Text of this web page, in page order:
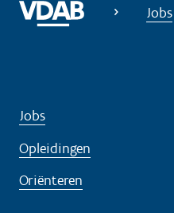
Jobs
Jobs
Opleidingen
Oriënteren